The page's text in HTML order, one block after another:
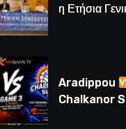
η Ετήσια
(BINTEO)
Aradippou
Chalkanor